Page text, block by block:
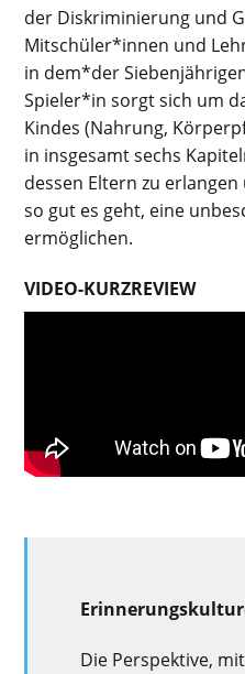
der Diskriminierung und
Mitschüler*innen und
in dem*der
Spieler*in sorgt sich um
Kindes (Nahrung,
in insgesamt sechs
dessen Eltern zu
so gut es geht, eine
ermöglichen.
VIDEO-KURZREVIEW
Die Perspektive,